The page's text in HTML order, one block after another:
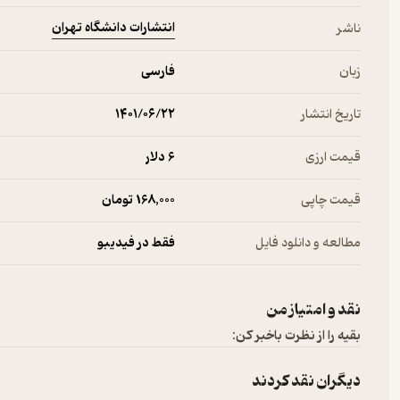
ناشر انتشارات دانشگاه تهران
زبان فارسی
تاریخ انتشار ۱۴۰۱/۰۶/۲۲
قیمت ارزی 6 دلار
قیمت چاپی 168,000 تومان
مطالعه و دانلود فایل فقط در فیدیبو
نقد و امتیاز من
بقیه را از نظرت باخبر کن:
دیگران نقد کردند